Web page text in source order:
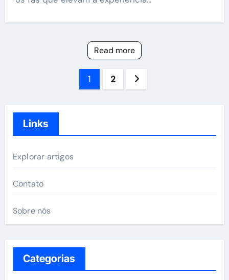
Read more
1 2
Links
Explorar artigos
Contato
Sobre nós
Categorias